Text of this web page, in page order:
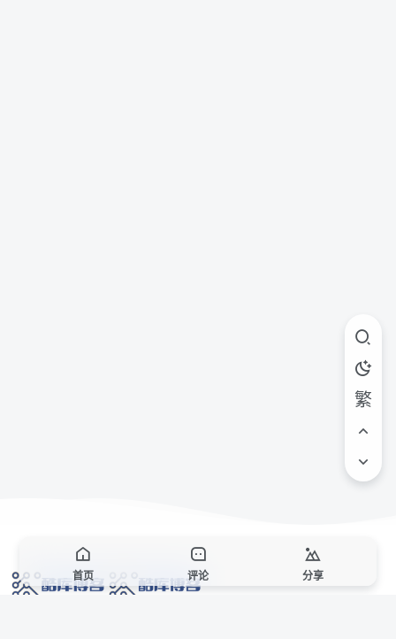
繁
首页 评论 分享